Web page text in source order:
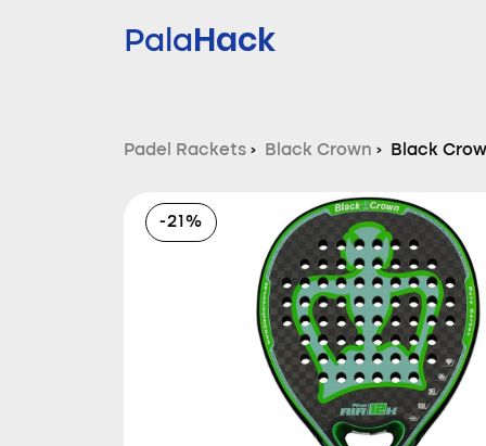
PalaHack
Padel Rackets › Black Crown › Black
-21%